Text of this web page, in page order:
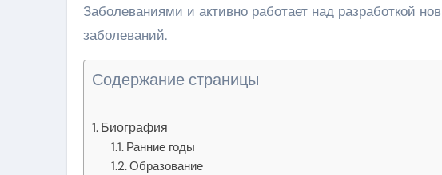
Заболеваниями и активно работает над разработкой
заболеваний.
Содержание страницы
Биография
Ранние годы
Образование